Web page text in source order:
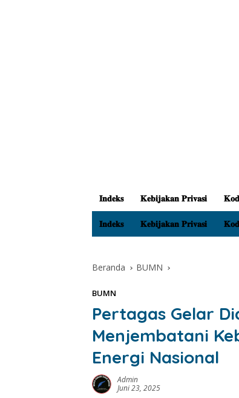
𝐈𝐧𝐝𝐞𝐤𝐬 𝐊𝐞𝐛𝐢𝐣𝐚𝐤𝐚𝐧 𝐏𝐫𝐢𝐯𝐚𝐬𝐢
𝐈𝐧𝐝𝐞𝐤𝐬 𝐊𝐞𝐛𝐢𝐣𝐚𝐤𝐚𝐧 𝐏𝐫𝐢𝐯𝐚𝐬𝐢
Beranda BUMN
BUMN
Pertagas Gelar
Menjembatani
Energi Nasional
Admin
Juni 23, 2025